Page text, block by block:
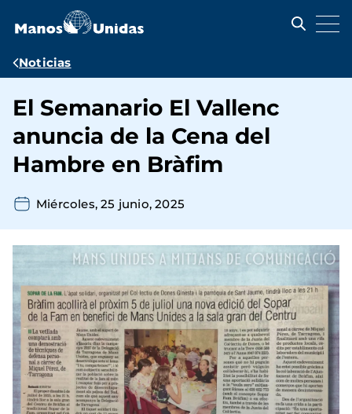
contenido
Ruta
navegación
Noticias
El Semanario El Vallenc
anuncia de la Cena del
Hambre en Bràfim
Miércoles, 25 junio, 2025